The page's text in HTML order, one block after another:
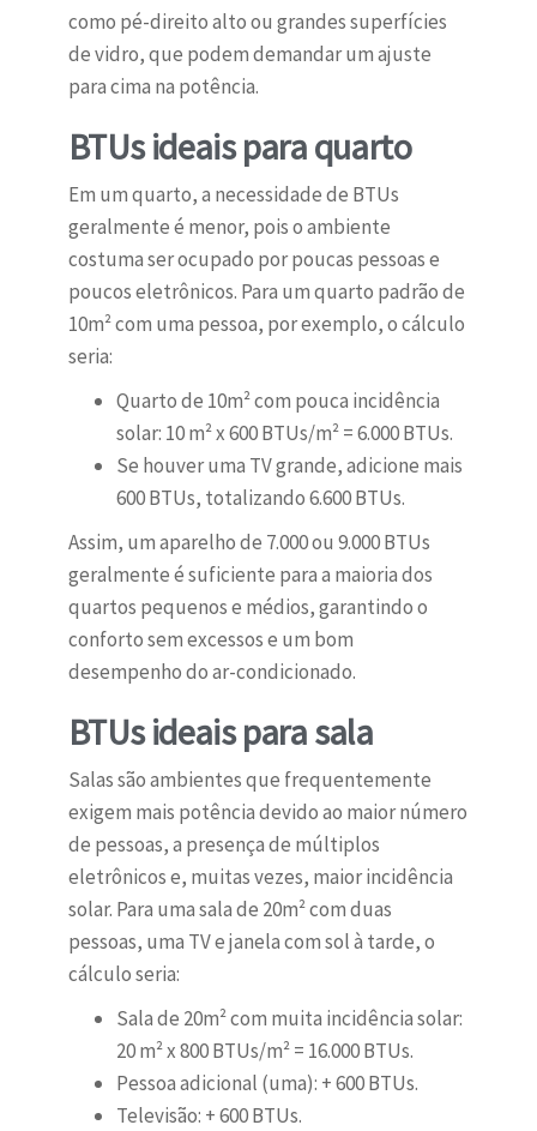
como pé-direito alto ou grandes superfícies
de vidro, que podem demandar um ajuste
para cima na potência.
BTUs ideais para quarto
Em um quarto, a necessidade de BTUs
geralmente é menor, pois o ambiente
costuma ser ocupado por poucas pessoas e
poucos eletrônicos. Para um quarto padrão de
10m² com uma pessoa, por exemplo, o cálculo
seria:
Quarto de 10m² com pouca incidência
solar: 10 m² x 600 BTUs/m² = 6.000 BTUs.
Se houver uma TV grande, adicione mais
600 BTUs, totalizando 6.600 BTUs.
Assim, um aparelho de 7.000 ou 9.000 BTUs
geralmente é suficiente para a maioria dos
quartos pequenos e médios, garantindo o
conforto sem excessos e um bom
desempenho do ar-condicionado.
BTUs ideais para sala
Salas são ambientes que frequentemente
exigem mais potência devido ao maior número
de pessoas, a presença de múltiplos
eletrônicos e, muitas vezes, maior incidência
solar. Para uma sala de 20m² com duas
pessoas, uma TV e janela com sol à tarde, o
cálculo seria:
Sala de 20m² com muita incidência solar:
20 m² x 800 BTUs/m² = 16.000 BTUs.
Pessoa adicional (uma): + 600 BTUs.
Televisão: + 600 BTUs.